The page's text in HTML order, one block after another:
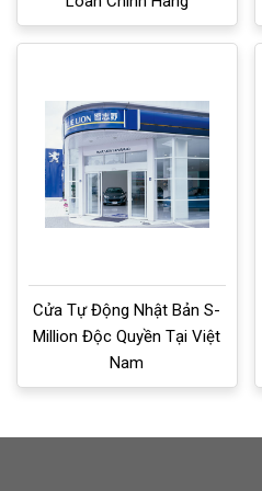
Cửa Tự Động Nhật Bản S-
Million Độc Quyền Tại Việt
Nam